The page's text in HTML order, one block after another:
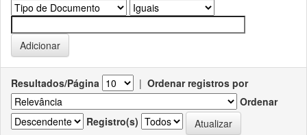
Resultados/Página | Ordenar registros por
Ordenar
Registro(s)